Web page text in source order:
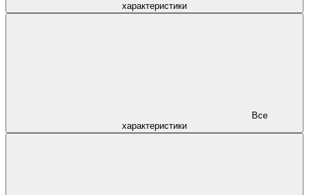
характеристики
характеристики